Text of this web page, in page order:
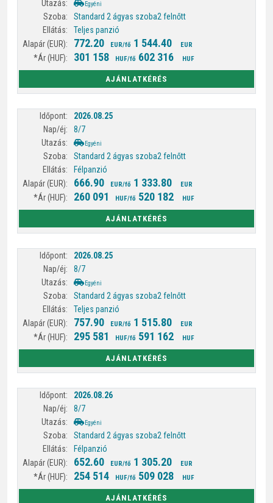
Egyéni
Standard 2 ágyas szoba2 felnőtt
Teljes panzió
772.20 EUR/fő 1 544.40 EUR
301 158 HUF/fő 602 316 HUF
AJÁNLATKÉRÉS
2026.08.25
8/7
Egyéni
Standard 2 ágyas szoba2 felnőtt
Félpanzió
666.90 EUR/fő 1 333.80 EUR
260 091 HUF/fő 520 182 HUF
AJÁNLATKÉRÉS
2026.08.25
8/7
Egyéni
Standard 2 ágyas szoba2 felnőtt
Teljes panzió
757.90 EUR/fő 1 515.80 EUR
295 581 HUF/fő 591 162 HUF
AJÁNLATKÉRÉS
2026.08.26
8/7
Egyéni
Standard 2 ágyas szoba2 felnőtt
Félpanzió
652.60 EUR/fő 1 305.20 EUR
254 514 HUF/fő 509 028 HUF
AJÁNLATKÉRÉS